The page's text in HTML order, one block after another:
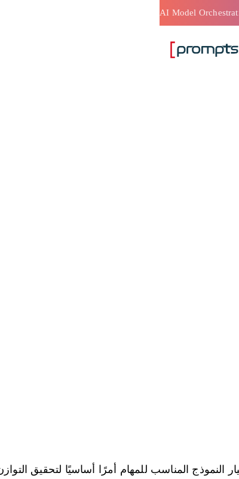
النموذج المناسب للمهام أمرًا أساسيًا لتحقيق